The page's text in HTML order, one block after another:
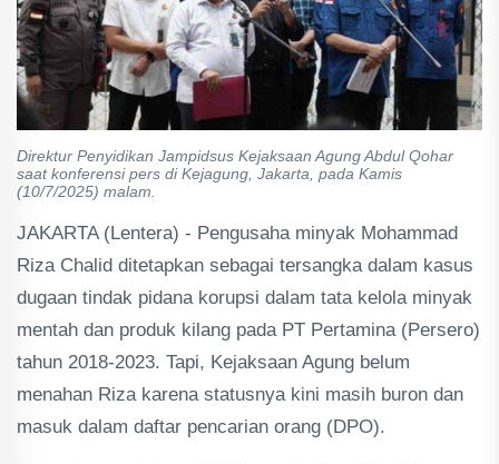
Direktur Penyidikan Jampidsus Kejaksaan Agung Abdul Qohar
saat konferensi pers di Kejagung, Jakarta, pada Kamis
(10/7/2025) malam.
JAKARTA (Lentera) - Pengusaha minyak Mohammad
Riza Chalid ditetapkan sebagai tersangka dalam kasus
dugaan tindak pidana korupsi dalam tata kelola minyak
mentah dan produk kilang pada PT Pertamina (Persero)
tahun 2018-2023. Tapi, Kejaksaan Agung belum
menahan Riza karena statusnya kini masih buron dan
masuk dalam daftar pencarian orang (DPO).